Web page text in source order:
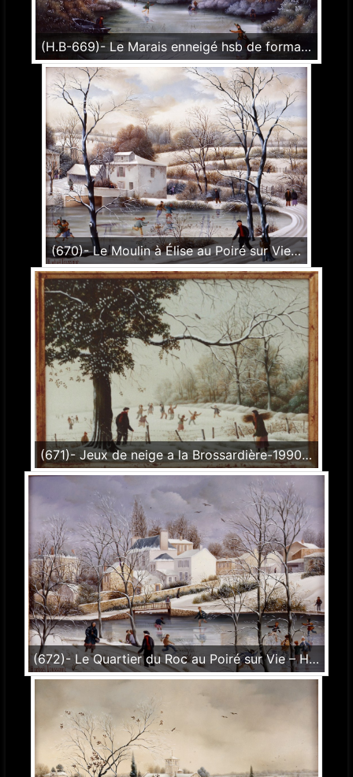
(H.B-669)- Le Marais enneigé hsb de format 33×46 cm, daté 1990. Signé en bas à gauche.
(670)- Le Moulin à Élise au Poiré sur Vie-Neige-1990-hsb 27x35 cm.
(671)- Jeux de neige a la Brossardière-1990-hsb 19x27 cm.
(672)- Le Quartier du Roc au Poiré sur Vie – Hiver-1990-hsb de format 24x35 cm.